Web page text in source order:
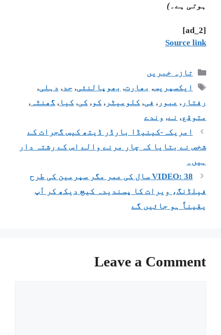
ہوتی ہے۔)
[ad_2]
Source link
تازہ خبریں
ایکسپریس, بھارت, بھوپالنئی,حد, دہلی,
رفتار , عبور , فی, کلومیٹر , کو, کی, کیا , گھنٹہ ,
متوقع, نے, وندے
امریکہ-کینیڈا بارڈر ڈیتھ کیس گجرات کے
شخص نے بتایا کہ چار مرنے والے اس کے رشتہ دار
ہیں۔
VIDEO: 38 سال کی عمر مگر سپرمین کی طرح
فیلڈنگ، ویرات کا پسندیدہ کیچ دیکھ کر آپ
یقیناً ہو جائیں گے
Leave a Comment